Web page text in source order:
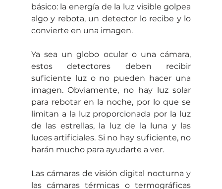
básico: la energía de la luz visible golpea
algo y rebota, un detector lo recibe y lo
convierte en una imagen.
Ya sea un globo ocular o una cámara,
estos detectores deben recibir
suficiente luz o no pueden hacer una
imagen. Obviamente, no hay luz solar
para rebotar en la noche, por lo que se
limitan a la luz proporcionada por la luz
de las estrellas, la luz de la luna y las
luces artificiales. Si no hay suficiente, no
harán mucho para ayudarte a ver.
Las cámaras de visión digital nocturna y
las cámaras térmicas o termográficas